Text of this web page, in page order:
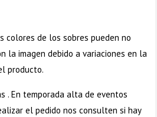
colores de los sobres pueden no
la imagen debido a variaciones en la
producto.
. En temporada alta de eventos
el pedido nos consulten si hay